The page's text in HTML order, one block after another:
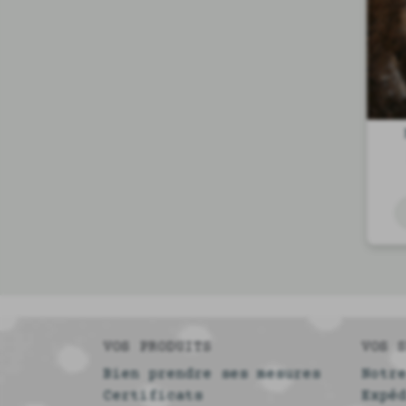
VOS PRODUITS
Bien prendre ses mesures
Certificats
VOS